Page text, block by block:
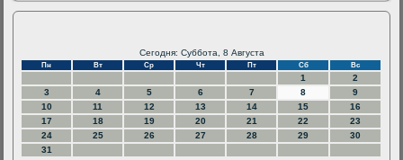
Сегодня: Суббота, 8 Августа
Пн Вт Ср Чт Пт Сб Вс
1
2
3
4 5 6 7 8
9
10
11 12 13 14 15
16
17
18 19 20 21 22
23
24
25 26 27 28 29
30
31